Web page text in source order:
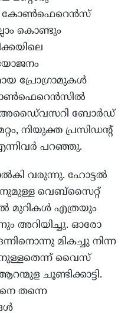
മത് കോണ്‍ഫെറെന്‍സ്
കൊണ്ടും
പ്രോഗ്രാമുകള്‍
അഡൈ്വസറി ബോര്‍ഡ്
നിയുക്ത പ്രസിഡന്റ്
പറഞ്ഞു.
വരുന്നു. ഹോട്ടല്‍
വെബ്സൈറ്റ്
മുറികള്‍ എത്രയും
അറിയിച്ചു. ഓരോ
മികച്ചു നിന്ന
വൈസ്
ചൂണ്ടിക്കാട്ടി.
തന്നെ